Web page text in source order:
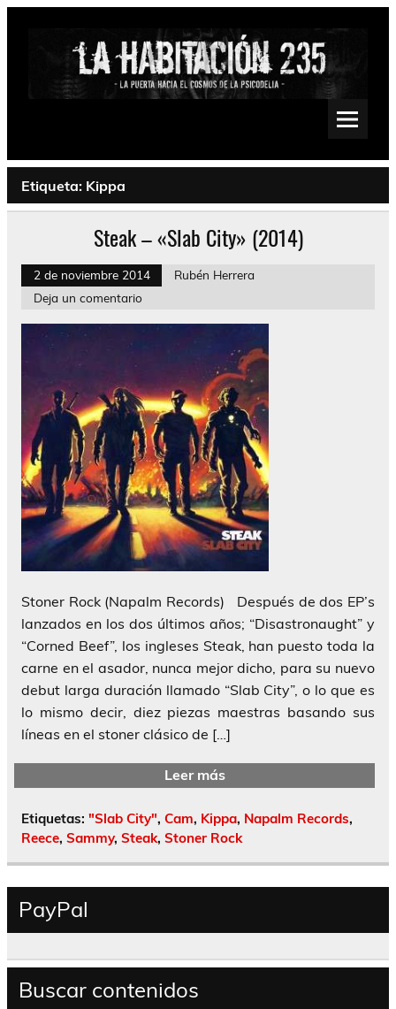
Saltar
Psychedelic, Stoner, Doom, Sludge, Fuzz, Space, Drone
Etiqueta: Kippa
Steak – «Slab City» (2014)
2 de noviembre 2014
Rubén Herrera
Deja un comentario
Stoner Rock (Napalm Records) Después de dos EP’s
lanzados en los dos últimos años; “Disastronaught” y
“Corned Beef”, los ingleses Steak, han puesto toda la
carne en el asador, nunca mejor dicho, para su nuevo
debut larga duración llamado “Slab City”, o lo que es
lo mismo decir, diez piezas maestras basando sus
líneas en el stoner clásico de […]
Leer más
Etiquetas: "Slab City", Cam, Kippa, Napalm Records,
Reece, Sammy, Steak, Stoner Rock
PayPal
Buscar contenidos